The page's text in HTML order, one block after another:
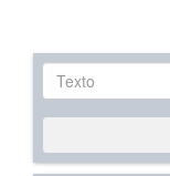
Texto